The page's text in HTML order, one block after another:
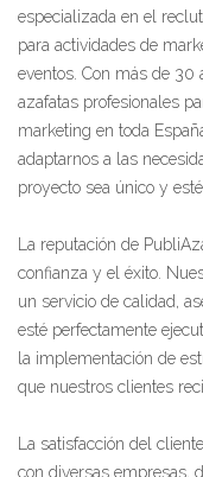
especializada en el
para actividades de
eventos. Con más de 30
azafatas profesionales
marketing en toda
adaptarnos a las
proyecto sea único y
La reputación de
confianza y el éxito.
un servicio de calidad,
esté perfectamente
la implementación de
que nuestros clientes
La satisfacción del
con diversas empresas,